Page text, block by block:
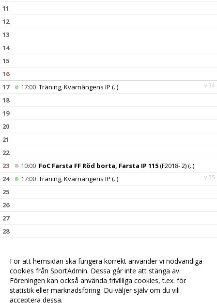
11
12
13
14
15
16
v.34
17 17:00 Träning, Kvarnängens IP (..)
18
19
20
21
22
23
10:00 FoC Farsta FF Röd borta, Farsta IP 115(F2018- 2)(..)
v.35
24 17:00 Träning, Kvarnängens IP (..)
25
26
27
28
17:00Träning, Kvarnängens IP(..)
För att hemsidan ska fungera korrekt använder vi nödvändiga
cookies från SportAdmin. Dessa går inte att stänga av.
Föreningen kan också använda frivilliga cookies, t.ex. för
statistik eller marknadsföring. Du väljer själv om du vill
acceptera dessa.